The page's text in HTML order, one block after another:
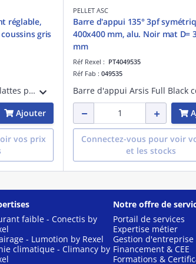
réglable,
gris
Siège de douche assise 4 lattes polypropylène blanc, 430 x 427 mm avec dossier recouverts d'un coussin polyuréthane gris et accoudoirs blanc. Pieds réglables en hauteur sur 100 mm, tube aluminium époxy D= 25 mm.
Ajouter
vos prix
PELLET ASC
Barre d'appui 135° 3pf
400x400 mm, alu. Noir mat D=
mm
Réf Rexel : PT4049535
Réf Fab : 049535
Connectez-vous pour voir
et les stocks
faible - Conectis by
- Lumotion by Rexel
climatique - Climancy by
Notre offre de
Portail de services
Expertise métier
Gestion d'entreprise
Financement & CEE
Formations &